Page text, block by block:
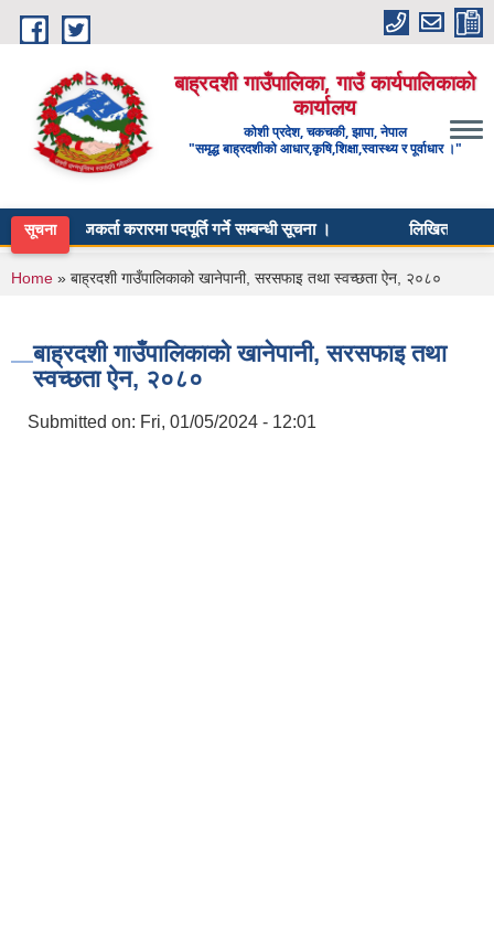
Skip to main content
बाह्रदशी गाउँपालिका, गाउँ कार्यपालिकाको
कार्यालय
कोशी प्रदेश, चकचकी, झापा, नेपाल
"समृद्ध बाह्रदशीको आधार,कृषि,शिक्षा,स्वास्थ्य र पूर्वाधार ।"
सूचनासहजकर्ता करारमा पदपूर्ति गर्ने सम्बन्धी सूचना । लिखित
You are here
Home » बाह्रदशी गाउँपालिकाको खानेपानी, सरसफाइ तथा स्वच्छता ऐन, २०८०
बाह्रदशी गाउँपालिकाको खानेपानी, सरसफाइ तथा
स्वच्छता ऐन, २०८०
Submitted on: Fri, 01/05/2024 - 12:01